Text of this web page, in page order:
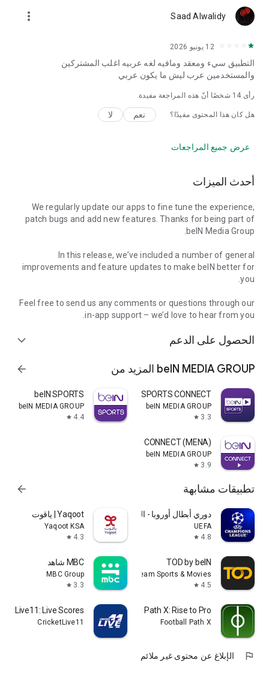
Saad Alwalidy
more_vert
12 يونيو 2026
التطبيق سيء ومعقد ومافيه لغه عربيه اغلب المشتركين
والمستخدمين عرب ليش ما يكون عربي
رأى 14 شخصًا أنّ هذه المراجعة مفيدة.
هل كان هذا المحتوى مفيدًا؟ نعم لا
عرض جميع المراجعات
أحدث الميزات
We regularly update our apps to fine tune the experience,
patch bugs and add new features. Thanks for being part of
beIN Media Group.
In this release, we’ve included a number of general
improvements and feature updates to make beIN better for
you.
Feel free to send us any comments or questions through our
in-app support – we’d love to hear from you.
الحصول على الدعم expand_more
المزيد من beIN MEDIA GROUP arrow_forward
beIN SPORTS CONNECT
beIN MEDIA GROUP
3.3
star
beIN SPORTS
beIN MEDIA GROUP
4.4
star
beIN CONNECT (MENA)
beIN MEDIA GROUP
3.9
star
تطبيقات مشابهة arrow_forward
دوري أبطال أوروبا - الرسمي
UEFA
4.8
star
Yaqoot | ياقوت
Yaqoot KSA
4.3
star
TOD by beIN
TOD - Stream Sports & Movies
4.5
star
MBC شاهد
MBC Group
3.3
star
Football Path X: Rise to Pro
Football Path X
Live Scores
CricketLive11
flag الإبلاغ عن محتوى غير ملائم